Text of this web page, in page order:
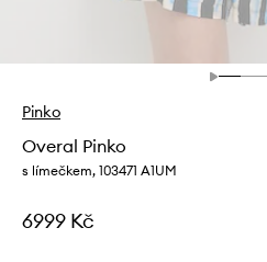
Pinko
Overal Pinko
s límečkem, 103471 A1UM
6999 Kč